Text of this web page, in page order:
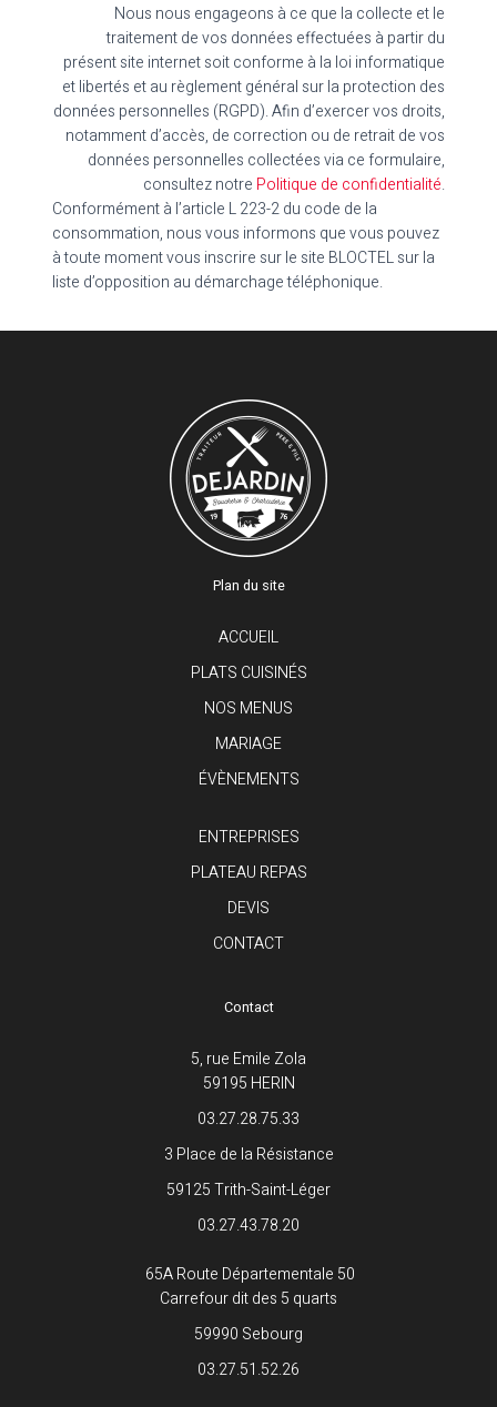
Nous nous engageons à ce que la collecte et le
traitement de vos données effectuées à partir du
présent site internet soit conforme à la loi informatique
et libertés et au règlement général sur la protection des
données personnelles (RGPD). Afin d’exercer vos droits,
notamment d’accès, de correction ou de retrait de vos
données personnelles collectées via ce formulaire,
consultez notre Politique de confidentialité.
Conformément à l’article L 223-2 du code de la
consommation, nous vous informons que vous pouvez
à toute moment vous inscrire sur le site BLOCTEL sur la
liste d’opposition au démarchage téléphonique.
Plan du site
ACCUEIL
PLATS CUISINÉS
NOS MENUS
MARIAGE
ÉVÈNEMENTS
ENTREPRISES
PLATEAU REPAS
DEVIS
CONTACT
Contact
5, rue Emile Zola
59195 HERIN
03.27.28.75.33
3 Place de la Résistance
59125 Trith-Saint-Léger
03.27.43.78.20
65A Route Départementale 50
Carrefour dit des 5 quarts
59990 Sebourg
03.27.51.52.26